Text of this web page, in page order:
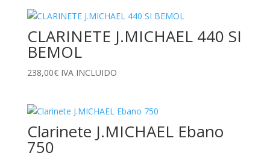
era:
35,00€.
es:
27,00€.
CLARINETE J.MICHAEL 440 SI
BEMOL
238,00€ IVA INCLUIDO
Clarinete J.MICHAEL Ebano
750